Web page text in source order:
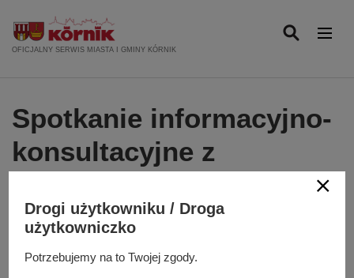
OFICJALNY SERWIS MIASTA I GMINY KÓRNIK
Spotkanie informacyjno-
konsultacyjne z
Kórniku!
Dodano2025-09-23
Drogi użytkowniku / Droga
użytkowniczko
Potrzebujemy na to Twojej zgody.